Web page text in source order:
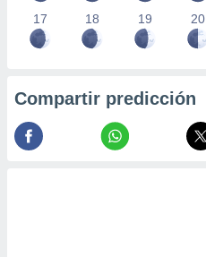
17 18 19 20
Compartir predicción